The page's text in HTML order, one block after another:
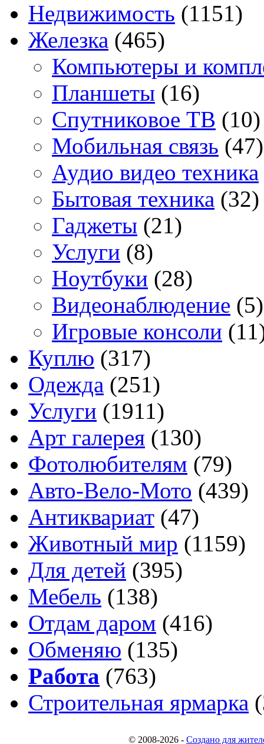
Недвижимость (1151)
Железка (465)
Компьютеры и
Планшеты (16)
Спутниковое ТВ (10)
Мобильная связь (47)
Аудио видео техника
Бытовая техника (32)
Гаджеты (21)
Услуги (8)
Ноутбуки (28)
Видеонаблюдение (5)
Игровые консоли
Куплю (317)
Одежда (251)
Услуги (1911)
Арт галерея (130)
Фотолюбителям (79)
Авто-Вело-Мото (439)
Антиквариат (47)
Животный мир (1159)
Для детей (395)
Мебель (138)
Отдам даром (416)
Обменяю (135)
Работа (763)
Строительная ярмарка
© 2008-2026 - Создано для